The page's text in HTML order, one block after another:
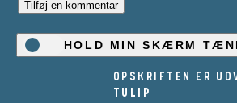
Tilføj en kommentar
HOLD MIN SKÆRM
OPSKRIFTEN ER
TULIP